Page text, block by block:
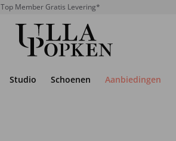
Top Member Gratis Levering*
Studio Schoenen Aanbiedingen